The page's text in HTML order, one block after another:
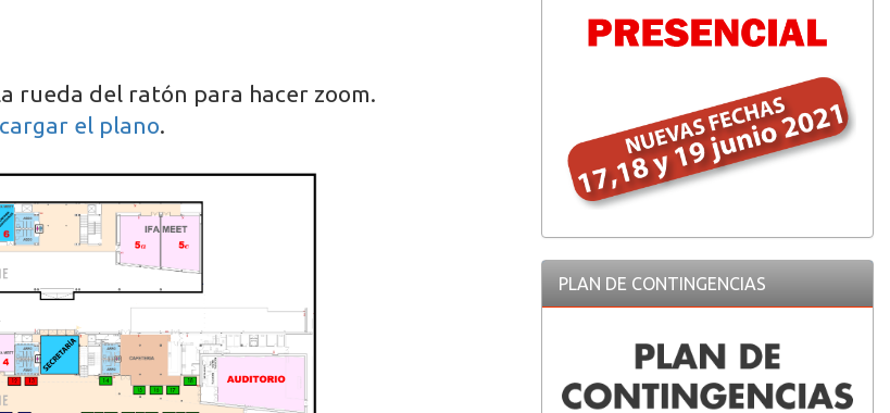
rueda del ratón para hacer zoom.
el plano.
PLAN DE CONTINGENCIAS